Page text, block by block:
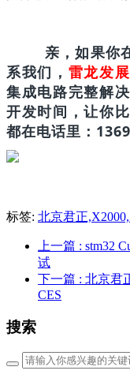
亲，如果你在
系我们， 雷龙发展
集成电路完整解
开发时间，让你
都在电话里：
标签: 北京君正
上一篇 : stm32
试
下一篇 : 北京君
CES
搜索